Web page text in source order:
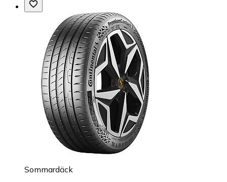
Sommardäck